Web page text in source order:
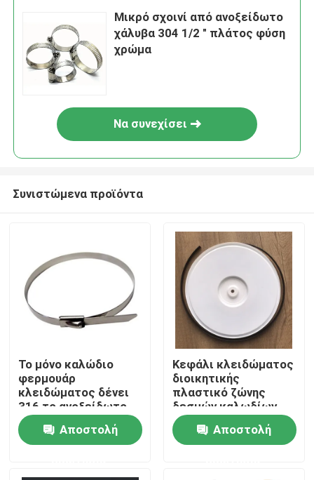
Αρχική Σελίδα
Προϊόντα
Βίντεο
Μικρό σχοινί από ανοξείδωτο
χάλυβα 304 1/2 " πλάτος φύση
χρώμα
Να συνεχίσει
Συνιστώμενα προϊόντα
Το μόνο καλώδιο
φερμουάρ
κλειδώματος δένει
316 το ανοξείδωτο
7.9mm πλάτος
0.25mm πάχος
Αποστολή
Κεφάλι κλειδώματος
διοικητικής
πλαστικό ζώνης
δεσμών καλωδίων
καιρικής ανθεκτικό
ακετάληςΑποστολή